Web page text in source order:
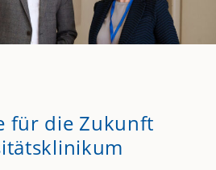
für die Zukunft